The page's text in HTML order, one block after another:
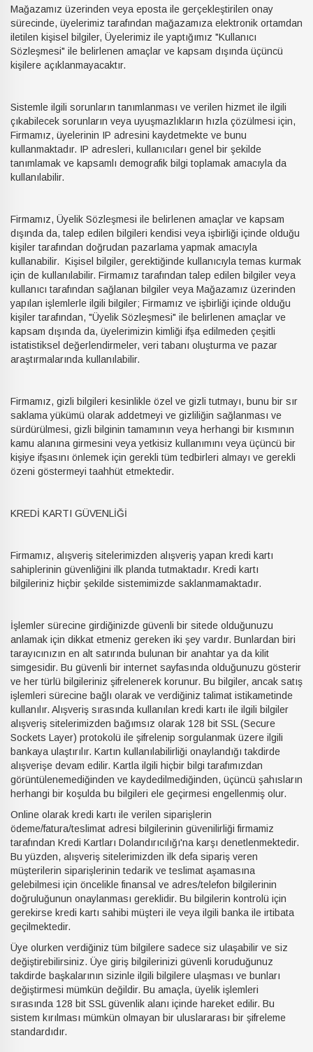
Mağazamız üzerinden veya eposta ile gerçekleştirilen onay
sürecinde, üyelerimiz tarafından mağazamıza elektronik ortamdan
iletilen kişisel bilgiler, Üyelerimiz ile yaptığımız "Kullanıcı
Sözleşmesi" ile belirlenen amaçlar ve kapsam dışında üçüncü
kişilere açıklanmayacaktır.
Sistemle ilgili sorunların tanımlanması ve verilen hizmet ile ilgili
çıkabilecek sorunların veya uyuşmazlıkların hızla çözülmesi için,
Firmamız, üyelerinin IP adresini kaydetmekte ve bunu
kullanmaktadır. IP adresleri, kullanıcıları genel bir şekilde
tanımlamak ve kapsamlı demografik bilgi toplamak amacıyla da
kullanılabilir.
Firmamız, Üyelik Sözleşmesi ile belirlenen amaçlar ve kapsam
dışında da, talep edilen bilgileri kendisi veya işbirliği içinde olduğu
kişiler tarafından doğrudan pazarlama yapmak amacıyla
kullanabilir. Kişisel bilgiler, gerektiğinde kullanıcıyla temas kurmak
için de kullanılabilir. Firmamız tarafından talep edilen bilgiler veya
kullanıcı tarafından sağlanan bilgiler veya Mağazamız üzerinden
yapılan işlemlerle ilgili bilgiler; Firmamız ve işbirliği içinde olduğu
kişiler tarafından, "Üyelik Sözleşmesi" ile belirlenen amaçlar ve
kapsam dışında da, üyelerimizin kimliği ifşa edilmeden çeşitli
istatistiksel değerlendirmeler, veri tabanı oluşturma ve pazar
araştırmalarında kullanılabilir.
Firmamız, gizli bilgileri kesinlikle özel ve gizli tutmayı, bunu bir sır
saklama yükümü olarak addetmeyi ve gizliliğin sağlanması ve
sürdürülmesi, gizli bilginin tamamının veya herhangi bir kısmının
kamu alanına girmesini veya yetkisiz kullanımını veya üçüncü bir
kişiye ifşasını önlemek için gerekli tüm tedbirleri almayı ve gerekli
özeni göstermeyi taahhüt etmektedir.
KREDİ KARTI GÜVENLİĞİ
Firmamız, alışveriş sitelerimizden alışveriş yapan kredi kartı
sahiplerinin güvenliğini ilk planda tutmaktadır. Kredi kartı
bilgileriniz hiçbir şekilde sistemimizde saklanmamaktadır.
İşlemler sürecine girdiğinizde güvenli bir sitede olduğunuzu
anlamak için dikkat etmeniz gereken iki şey vardır. Bunlardan biri
tarayıcınızın en alt satırında bulunan bir anahtar ya da kilit
simgesidir. Bu güvenli bir internet sayfasında olduğunuzu gösterir
ve her türlü bilgileriniz şifrelenerek korunur. Bu bilgiler, ancak satış
işlemleri sürecine bağlı olarak ve verdiğiniz talimat istikametinde
kullanılır. Alışveriş sırasında kullanılan kredi kartı ile ilgili bilgiler
alışveriş sitelerimizden bağımsız olarak 128 bit SSL (Secure
Sockets Layer) protokolü ile şifrelenip sorgulanmak üzere ilgili
bankaya ulaştırılır. Kartın kullanılabilirliği onaylandığı takdirde
alışverişe devam edilir. Kartla ilgili hiçbir bilgi tarafımızdan
görüntülenemediğinden ve kaydedilmediğinden, üçüncü şahısların
herhangi bir koşulda bu bilgileri ele geçirmesi engellenmiş olur.
Online olarak kredi kartı ile verilen siparişlerin
ödeme/fatura/teslimat adresi bilgilerinin güvenilirliği firmamiz
tarafından Kredi Kartları Dolandırıcılığı'na karşı denetlenmektedir.
Bu yüzden, alışveriş sitelerimizden ilk defa sipariş veren
müşterilerin siparişlerinin tedarik ve teslimat aşamasına
gelebilmesi için öncelikle finansal ve adres/telefon bilgilerinin
doğruluğunun onaylanması gereklidir. Bu bilgilerin kontrolü için
gerekirse kredi kartı sahibi müşteri ile veya ilgili banka ile irtibata
geçilmektedir.
Üye olurken verdiğiniz tüm bilgilere sadece siz ulaşabilir ve siz
değiştirebilirsiniz. Üye giriş bilgilerinizi güvenli koruduğunuz
takdirde başkalarının sizinle ilgili bilgilere ulaşması ve bunları
değiştirmesi mümkün değildir. Bu amaçla, üyelik işlemleri
sırasında 128 bit SSL güvenlik alanı içinde hareket edilir. Bu
sistem kırılması mümkün olmayan bir uluslararası bir şifreleme
standardıdır.